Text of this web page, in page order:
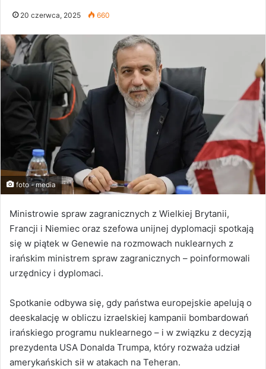
20 czerwca, 2025 660
foto - media
Ministrowie spraw zagranicznych z Wielkiej Brytanii,
Francji i Niemiec oraz szefowa unijnej dyplomacji spotkają
się w piątek w Genewie na rozmowach nuklearnych z
irańskim ministrem spraw zagranicznych – poinformowali
urzędnicy i dyplomaci.
Spotkanie odbywa się, gdy państwa europejskie apelują o
deeskalację w obliczu izraelskiej kampanii bombardowań
irańskiego programu nuklearnego – i w związku z decyzją
prezydenta USA Donalda Trumpa, który rozważa udział
amerykańskich sił w atakach na Teheran.